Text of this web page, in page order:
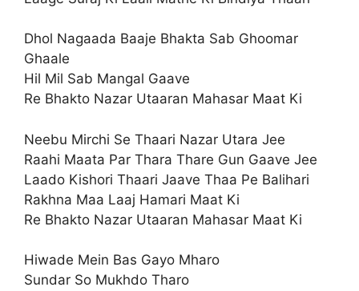
Dhol Nagaada Baaje Bhakta Sab Ghoomar
Ghaale
Hil Mil Sab Mangal Gaave
Re Bhakto Nazar Utaaran Mahasar Maat Ki
Neebu Mirchi Se Thaari Nazar Utara Jee
Raahi Maata Par Thara Thare Gun Gaave Jee
Laado Kishori Thaari Jaave Thaa Pe Balihari
Rakhna Maa Laaj Hamari Maat Ki
Re Bhakto Nazar Utaaran Mahasar Maat Ki
Hiwade Mein Bas Gayo Mharo
Sundar So Mukhdo Tharo